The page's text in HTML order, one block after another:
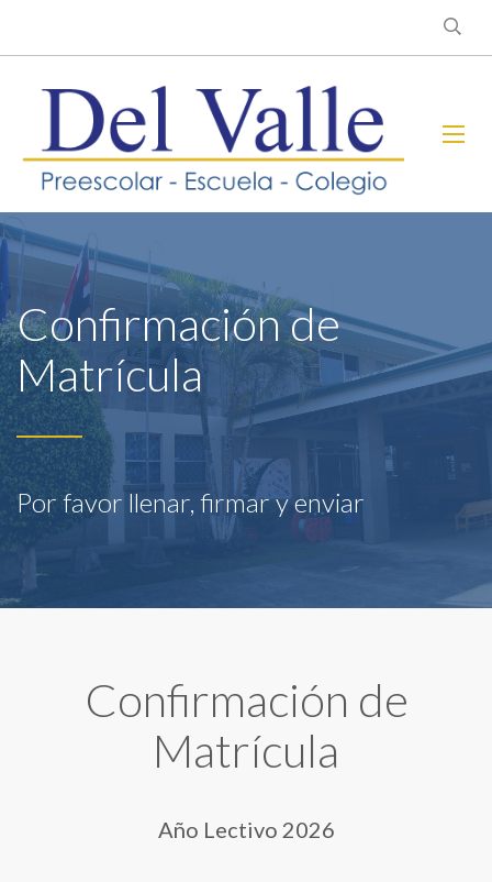
Confirmación de
Matrícula
Por favor llenar, firmar y enviar
Confirmación de
Matrícula
Año Lectivo 2026